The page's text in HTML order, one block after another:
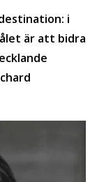
i
är att bidra